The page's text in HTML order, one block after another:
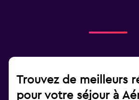
Trouvez de meilleurs
pour votre séjour à